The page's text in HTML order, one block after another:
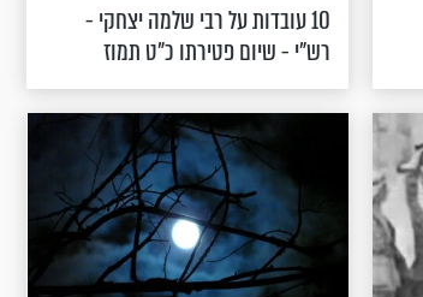
10 עובדות על רבי שלמה יצחקי -
רש"י - שיום פטירתו כ"ט תמוז